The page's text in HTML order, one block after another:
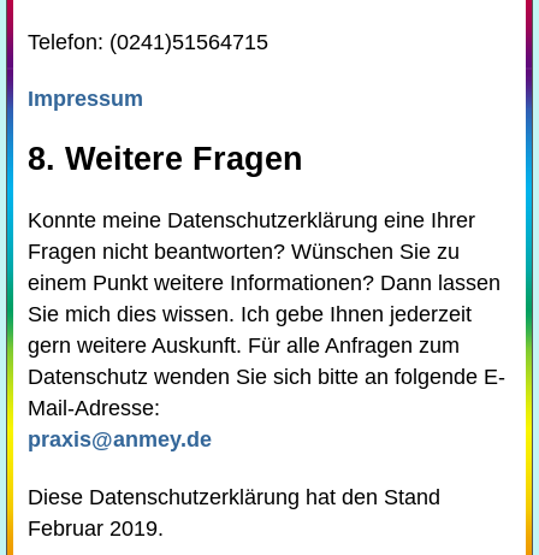
Telefon: (0241)51564715
Impressum
8. Weitere Fragen
Konnte meine Datenschutzerklärung eine Ihrer
Fragen nicht beantworten? Wünschen Sie zu
einem Punkt weitere Informationen? Dann lassen
Sie mich dies wissen. Ich gebe Ihnen jederzeit
gern weitere Auskunft. Für alle Anfragen zum
Datenschutz wenden Sie sich bitte an folgende E-
Mail-Adresse:
praxis@anmey.de
Diese Datenschutzerklärung hat den Stand
Februar 2019.